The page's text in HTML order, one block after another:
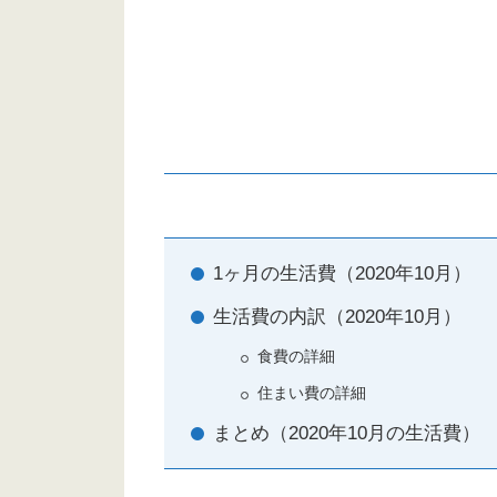
1ヶ月の生活費（2020年10月）
生活費の内訳（2020年10月）
食費の詳細
住まい費の詳細
まとめ（2020年10月の生活費）